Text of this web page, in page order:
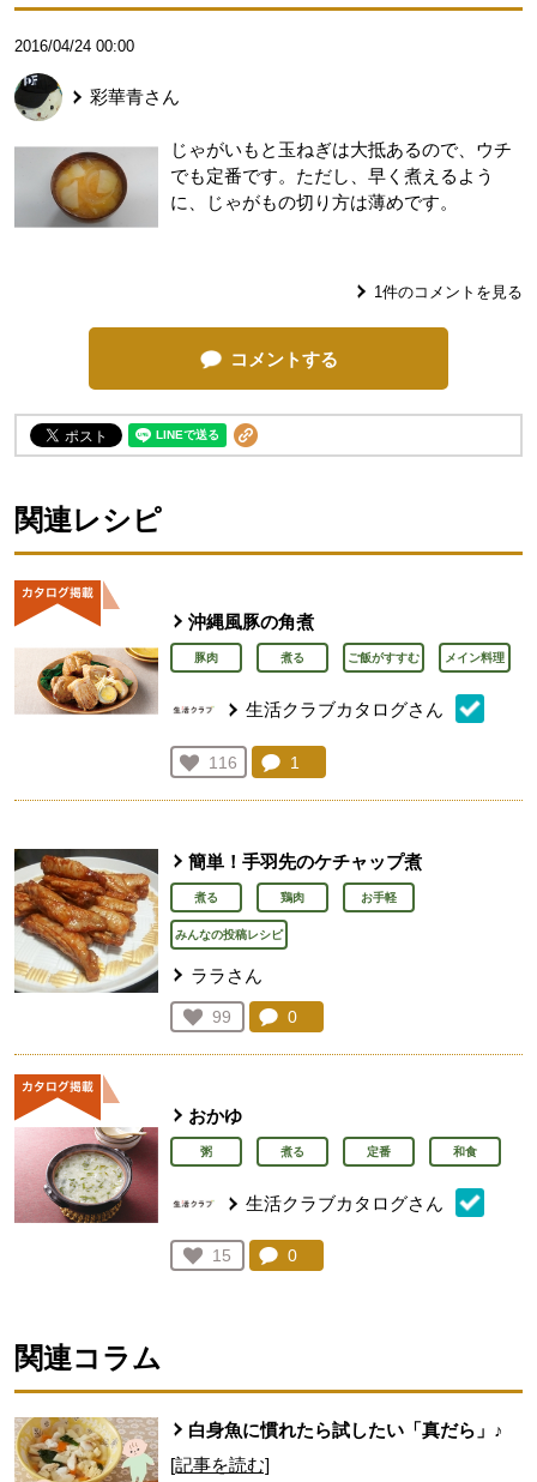
2016/04/24 00:00
彩華青さん
じゃがいもと玉ねぎは大抵あるので、ウチ
でも定番です。ただし、早く煮えるよう
に、じゃがもの切り方は薄めです。
1件のコメントを見る
コメントする
関連レシピ
沖縄風豚の角煮
豚肉 煮る ご飯がすすむ メイン料理
生活クラブカタログさん
お気に入り登録：
116
人が登録
コメント：
1
簡単！手羽先のケチャップ煮
煮る 鶏肉 お手軽
みんなの投稿レシピ
ララさん
お気に入り登録：
99
人が登録
コメント：
0
おかゆ
粥 煮る 定番 和食
生活クラブカタログさん
お気に入り登録：
15
人が登録
コメント：
0
関連コラム
白身魚に慣れたら試したい「真だら」♪
[記事を読む]